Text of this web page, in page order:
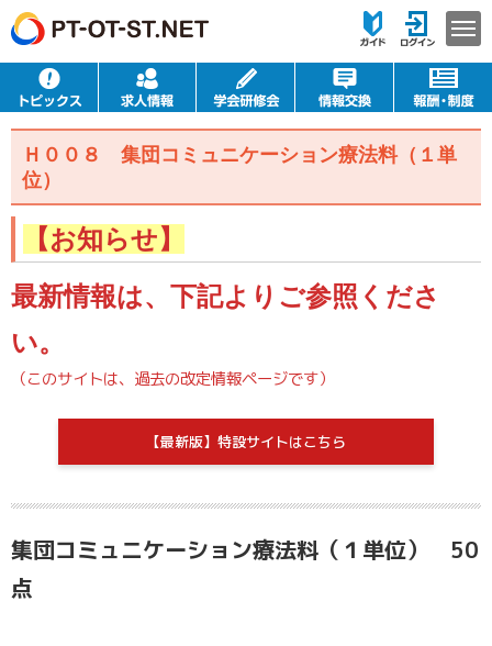
Ｈ００８ 集団コミュニケーション療法料（１単
位）
【お知らせ】
最新情報は、下記よりご参照くださ
い。
（このサイトは、過去の改定情報ページです）
【最新版】特設サイトはこちら
集団コミュニケーション療法料（１単位） 50
点